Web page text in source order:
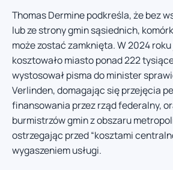
Thomas Dermine podkreśla, że bez
lub ze strony gmin sąsiednich,
może zostać zamknięta. W 2024
kosztowało miasto ponad 222
wystosował pisma do minister
Verlinden, domagając się przejęcia
finansowania przez rząd federalny,
burmistrzów gmin z obszaru
ostrzegając przed “kosztami
wygaszeniem usługi.